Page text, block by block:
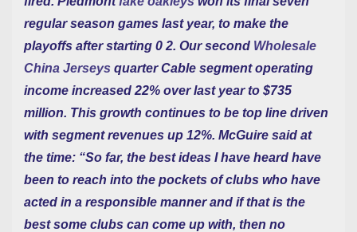
regular season games last year, to make the
playoffs after starting 0 2. Our second Wholesale
China Jerseys quarter Cable segment operating
income increased 22% over last year to $735
million. This growth continues to be top line driven
with segment revenues up 12%. McGuire said at
the time: “So far, the best ideas I have heard have
been to reach into the pockets of clubs who have
acted in a responsible manner and if that is the
best some clubs can come up with, then no